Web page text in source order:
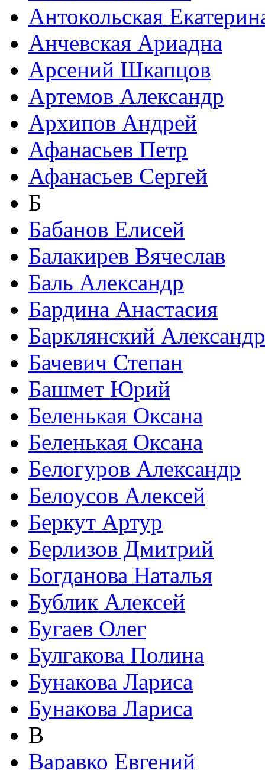
Антокольская
Анчевская Ариадна
Арсений Шкапцов
Артемов Александр
Архипов Андрей
Афанасьев Петр
Афанасьев Сергей
Б
Бабанов Елисей
Балакирев Вячеслав
Баль Александр
Бардина Анастасия
Барклянский Александр
Бачевич Степан
Башмет Юрий
Беленькая Оксана
Беленькая Оксана
Белогуров Александр
Белоусов Алексей
Беркут Артур
Берлизов Дмитрий
Богданова Наталья
Бублик Алексей
Бугаев Олег
Булгакова Полина
Бунакова Лариса
Бунакова Лариса
В
Варавко Евгений